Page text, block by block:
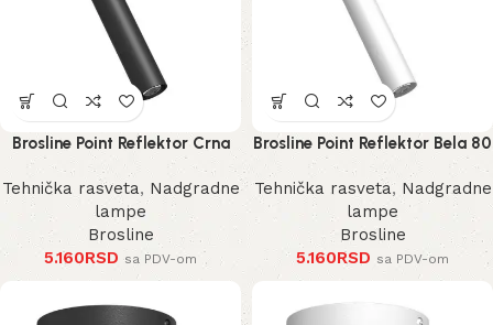
Brosline Point Reflektor Crna
80 mm 170 mm 2281 mm
Tehnička rasveta, Nadgradne
lampe
Brosline
5.160RSD sa PDV-om
Brosline Point Reflektor Bela 80
mm 170 mm 2283 mm
Tehnička rasveta, Nadgradne
lampe
Brosline
5.160RSD sa PDV-om